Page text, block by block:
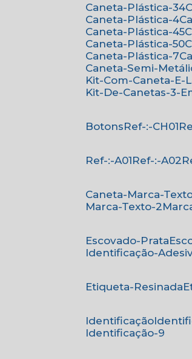
Caneta-Plástica-34
Caneta-Plástica-4
Caneta-Plástica-45
Caneta-Plástica-50
Caneta-Plástica-7
Caneta-Semi-
Kit-Com-Caneta-E-
Kit-De-Canetas-3-
Botons
Ref-:-CH01
Ref-:-A01
Ref-:-A02
Caneta-Marca-
Marca-Texto-2
Escovado-Prata
Identificação-
Etiqueta-Resinada
Identificação
Identificação-9